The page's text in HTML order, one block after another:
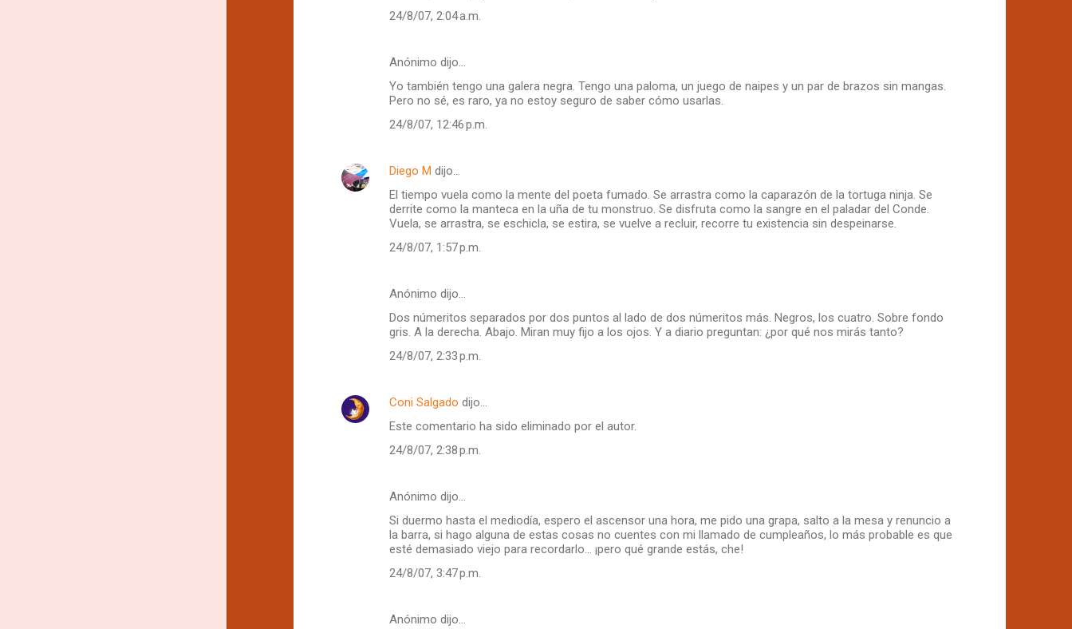
24/8/07, 2:04 a.m.
Anónimo dijo…
Yo también tengo una galera negra. Tengo una paloma, un juego de naipes y un par de brazos sin mangas.
Pero no sé, es raro, ya no estoy seguro de saber cómo usarlas.
24/8/07, 12:46 p.m.
Diego M dijo…
El tiempo vuela como la mente del poeta fumado. Se arrastra como la caparazón de la tortuga ninja. Se
derrite como la manteca en la uña de tu monstruo. Se disfruta como la sangre en el paladar del Conde.
Vuela, se arrastra, se eschicla, se estira, se vuelve a recluir, recorre tu existencia sin despeinarse.
24/8/07, 1:57 p.m.
Anónimo dijo…
Dos númeritos separados por dos puntos al lado de dos númeritos más. Negros, los cuatro. Sobre fondo
gris. A la derecha. Abajo. Miran muy fijo a los ojos. Y a diario preguntan: ¿por qué nos mirás tanto?
24/8/07, 2:33 p.m.
Coni Salgado dijo…
Este comentario ha sido eliminado por el autor.
24/8/07, 2:38 p.m.
Anónimo dijo…
Si duermo hasta el mediodía, espero el ascensor una hora, me pido una grapa, salto a la mesa y renuncio a
la barra, si hago alguna de estas cosas no cuentes con mi llamado de cumpleaños, lo más probable es que
esté demasiado viejo para recordarlo... ¡pero qué grande estás, che!
24/8/07, 3:47 p.m.
Anónimo dijo…